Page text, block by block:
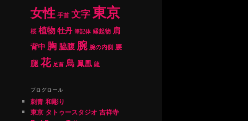
女性 手首 文字東京
桜 植物牡丹 筆記体 縁起物 肩
背中 胸 脇腹 腕 腕の内側 腰
腿花 足首 鳥 鳳凰 龍
ブログロール
刺青 和彫り
東京 タトゥースタジオ 吉祥寺